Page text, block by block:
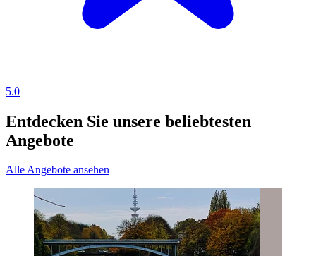
5.0
Entdecken Sie unsere beliebtesten
Angebote
Alle Angebote ansehen